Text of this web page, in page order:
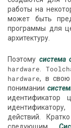
работы на
может быть
программы для
архитектуру.
Поэтому система
hardware.
hardware, в свою
понимании
идентификатор
действий.